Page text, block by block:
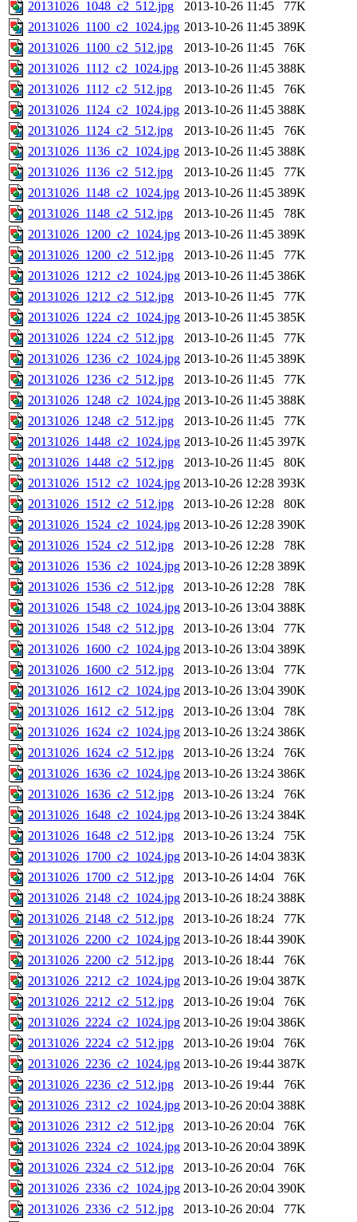
20131026_1048_c2_512.jpg 2013-10-26 11:45
77K
20131026_1100_c2_1024.jpg 2013-10-26 11:45 389K
20131026_1100_c2_512.jpg
2013-10-26 11:45
76K
20131026_1112_c2_1024.jpg 2013-10-26 11:45 388K
20131026_1112_c2_512.jpg
2013-10-26 11:45
76K
20131026_1124_c2_1024.jpg 2013-10-26 11:45 388K
20131026_1124_c2_512.jpg
2013-10-26 11:45
76K
20131026_1136_c2_1024.jpg 2013-10-26 11:45 388K
20131026_1136_c2_512.jpg
2013-10-26 11:45
77K
20131026_1148_c2_1024.jpg 2013-10-26 11:45 389K
20131026_1148_c2_512.jpg
2013-10-26 11:45
78K
20131026_1200_c2_1024.jpg 2013-10-26 11:45 389K
20131026_1200_c2_512.jpg
2013-10-26 11:45
77K
20131026_1212_c2_1024.jpg 2013-10-26 11:45 386K
20131026_1212_c2_512.jpg
2013-10-26 11:45
77K
20131026_1224_c2_1024.jpg 2013-10-26 11:45 385K
20131026_1224_c2_512.jpg
2013-10-26 11:45
77K
20131026_1236_c2_1024.jpg 2013-10-26 11:45 389K
20131026_1236_c2_512.jpg
2013-10-26 11:45
77K
20131026_1248_c2_1024.jpg 2013-10-26 11:45 388K
20131026_1248_c2_512.jpg
2013-10-26 11:45
77K
20131026_1448_c2_1024.jpg 2013-10-26 11:45 397K
20131026_1448_c2_512.jpg
2013-10-26 11:45
80K
20131026_1512_c2_1024.jpg 2013-10-26 12:28 393K
20131026_1512_c2_512.jpg
2013-10-26 12:28
80K
20131026_1524_c2_1024.jpg 2013-10-26 12:28 390K
20131026_1524_c2_512.jpg
2013-10-26 12:28
78K
20131026_1536_c2_1024.jpg 2013-10-26 12:28 389K
20131026_1536_c2_512.jpg
2013-10-26 12:28
78K
20131026_1548_c2_1024.jpg 2013-10-26 13:04 388K
20131026_1548_c2_512.jpg
2013-10-26 13:04
77K
20131026_1600_c2_1024.jpg 2013-10-26 13:04 389K
20131026_1600_c2_512.jpg
2013-10-26 13:04
77K
20131026_1612_c2_1024.jpg 2013-10-26 13:04 390K
20131026_1612_c2_512.jpg
2013-10-26 13:04
78K
20131026_1624_c2_1024.jpg 2013-10-26 13:24 386K
20131026_1624_c2_512.jpg
2013-10-26 13:24
76K
20131026_1636_c2_1024.jpg 2013-10-26 13:24 386K
20131026_1636_c2_512.jpg
2013-10-26 13:24
76K
20131026_1648_c2_1024.jpg 2013-10-26 13:24 384K
20131026_1648_c2_512.jpg
2013-10-26 13:24
75K
20131026_1700_c2_1024.jpg 2013-10-26 14:04 383K
20131026_1700_c2_512.jpg
2013-10-26 14:04
76K
20131026_2148_c2_1024.jpg 2013-10-26 18:24 388K
20131026_2148_c2_512.jpg
2013-10-26 18:24
77K
20131026_2200_c2_1024.jpg 2013-10-26 18:44 390K
20131026_2200_c2_512.jpg
2013-10-26 18:44
76K
20131026_2212_c2_1024.jpg 2013-10-26 19:04 387K
20131026_2212_c2_512.jpg
2013-10-26 19:04
76K
20131026_2224_c2_1024.jpg 2013-10-26 19:04 386K
20131026_2224_c2_512.jpg
2013-10-26 19:04
76K
20131026_2236_c2_1024.jpg 2013-10-26 19:44 387K
20131026_2236_c2_512.jpg
2013-10-26 19:44
76K
20131026_2312_c2_1024.jpg 2013-10-26 20:04 388K
20131026_2312_c2_512.jpg
2013-10-26 20:04
76K
20131026_2324_c2_1024.jpg 2013-10-26 20:04 389K
20131026_2324_c2_512.jpg
2013-10-26 20:04
76K
20131026_2336_c2_1024.jpg 2013-10-26 20:04 390K
20131026_2336_c2_512.jpg
2013-10-26 20:04
77K